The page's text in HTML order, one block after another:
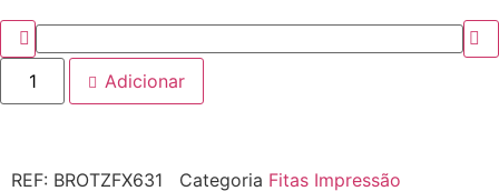
Adicionar
REF: BROTZFX631 Categoria Fitas Impressão